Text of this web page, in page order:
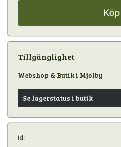
Köp
Tillgänglighet
Webshop & Butik i Mjölby
Se lagerstatus i butik
Id: